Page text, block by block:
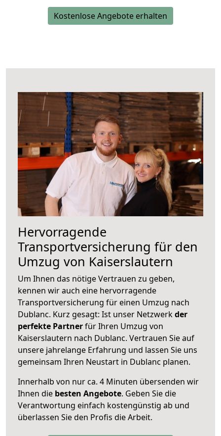
Kostenlose Angebote erhalten
Hervorragende
Transportversicherung für den
Umzug von Kaiserslautern
Um Ihnen das nötige Vertrauen zu geben,
kennen wir auch eine hervorragende
Transportversicherung für einen Umzug nach
Dublanc. Kurz gesagt: Ist unser Netzwerkder
perfekte Partnerfür Ihren Umzug von
Kaiserslautern nach Dublanc. Vertrauen Sie auf
unsere jahrelange Erfahrung und lassen Sie uns
gemeinsam Ihren Neustart in Dublanc planen.
Innerhalb von nur ca. 4 Minuten übersenden wir
Ihnen die besten Angebote. Geben Sie die
Verantwortung einfach kostengünstig ab und
überlassen Sie den Profis die Arbeit.